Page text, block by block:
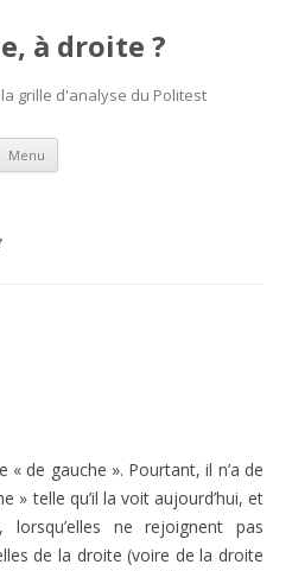
à droite ?
grille d'analyse du Politest
Menu Aller
contenu
« de gauche ». Pourtant, il n’a de
» telle qu’il la voit aujourd’hui, et
ne rejoignent pas
de la droite (voire de la droite